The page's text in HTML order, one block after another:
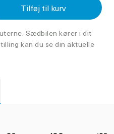
Tilføj til kurv
Sædbilen kører i dit
kan du se din aktuelle